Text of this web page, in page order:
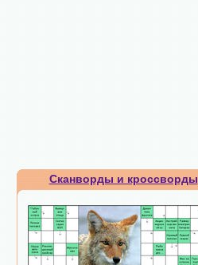
Сканворды и кроссворды